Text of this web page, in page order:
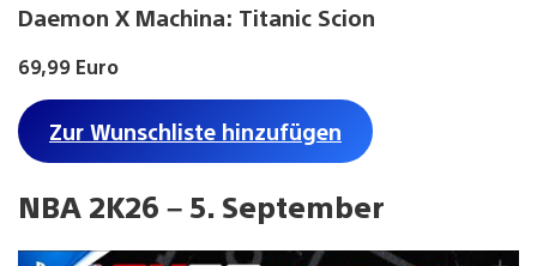
Daemon X Machina: Titanic Scion
69,99 Euro
Zur Wunschliste hinzufügen
NBA 2K26 – 5. September